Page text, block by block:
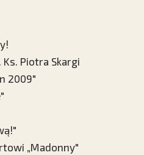
Piotra Skargi
2009"
„Madonny"